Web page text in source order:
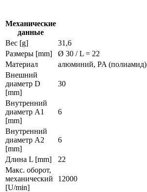
Механические
данные
Вес [g]
31,6
Размеры [mm]
Ø 30 / L = 22
Материал
алюминий, PA (полиамид)
Внешний
диаметр D
[mm]
30
Внутренний
диаметр А1
[mm]
6
Внутренний
диаметр А2
[mm]
6
Длина L [mm]
22
Макс. оборот,
механический
[U/min]
12000